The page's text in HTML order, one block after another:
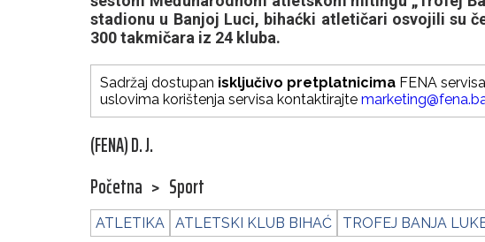
stadionu u Banjoj Luci, bihaćki atletičari osvojili su
300 takmičara iz 24 kluba.
Sadržaj dostupan isključivo pretplatnicima FENA
uslovima korištenja servisa kontaktirajte
(FENA) D. J.
Početna > Sport
ATLETIKA ATLETSKI KLUB BIHAĆ TROFEJ BANJA